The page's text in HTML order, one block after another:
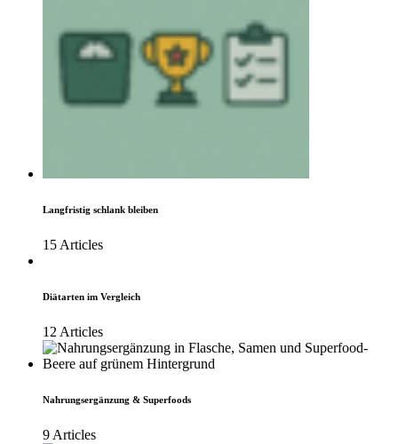
Langfristig schlank bleiben
15 Articles
Diätarten im Vergleich
12 Articles
Nahrungsergänzung & Superfoods
9 Articles